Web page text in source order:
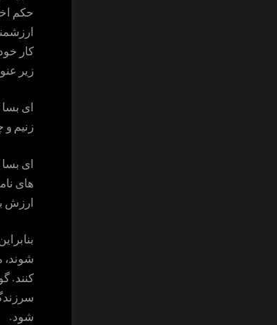
حکم
کار
زیر
ای
زنیم و
ای
های
ارزش
شوند،
کنند.
شود.